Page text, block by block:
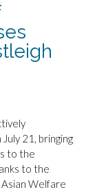
21, bringing
to the
to the
Welfare